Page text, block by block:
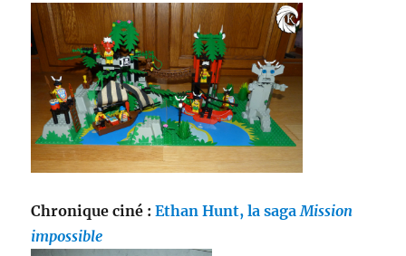
Chronique ciné :Ethan Hunt, la saga Mission
impossible